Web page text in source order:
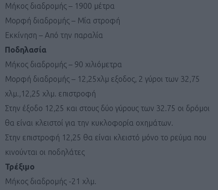
Μήκος διαδρομής – 1900 μέτρα
Μορφή διαδρομής – Μία στροφή
Εκκίνηση – Από την παραλία
Ποδηλασία
Μήκος διαδρομής – 90 χιλιόμετρα
Μορφή διαδρομής – 12,25χλμ εξοδος, 2 γύροι των 32,75
χλμ.,12,25 χλμ. επιστροφή
Στην έξοδο 12,25 και στους δύο γύρους των 32.75 οι δρόμοι
θα είναι κλειστοί για την κυκλοφορία οχημάτων.
Στην επιστροφή 12,25 θα είναι κλειστό μόνο το ρεύμα που
κινούνται οι ποδηλάτες
Τρέξιμο
Μήκος διαδρομής -21 χλμ.